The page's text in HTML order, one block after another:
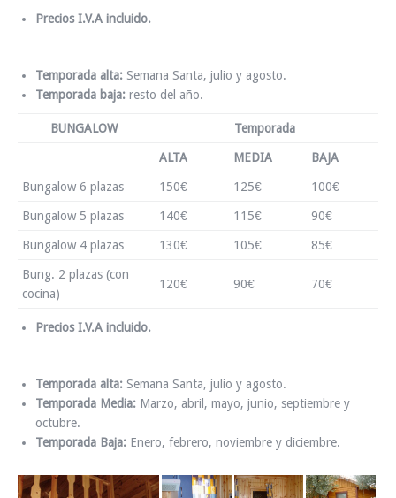
Precios I.V.A incluido.
Temporada alta: Semana Santa, julio y agosto.
Temporada baja: resto del año.
BUNGALOW Temporada
ALTA MEDIA BAJA
Bungalow 6 plazas 150€ 125€ 100€
Bungalow 5 plazas 140€ 115€ 90€
Bungalow 4 plazas 130€ 105€ 85€
Bung. 2 plazas (con
cocina)
120€ 90€ 70€
Precios I.V.A incluido.
Temporada alta: Semana Santa, julio y agosto.
Temporada Media: Marzo, abril, mayo, junio, septiembre y
octubre.
Temporada Baja: Enero, febrero, noviembre y diciembre.